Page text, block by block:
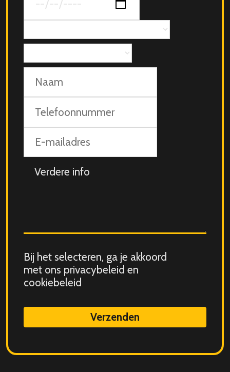
van
jouw
personen
mailadres
Aanvullende
info
Consent
for
storing
data
Bij het selecteren, ga je akkoord
met ons privacybeleid en
cookiebeleid